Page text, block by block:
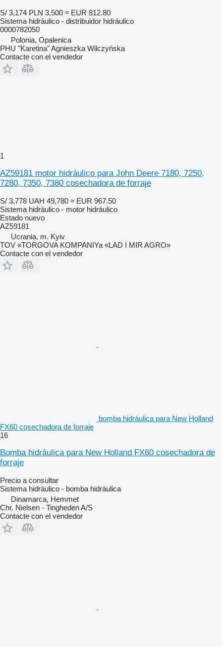
S/ 3,174 PLN 3,500 ≈ EUR 812.80
Sistema hidráulico - distribuidor hidráulico
0000782050
Polonia, Opalenica
PHU "Karetina" Agnieszka Wilczyńska
Contacte con el vendedor
1
AZ59181 motor hidráulico para John Deere 7180, 7250,
7280, 7350, 7380 cosechadora de forraje
S/ 3,778 UAH 49,780 ≈ EUR 967.50
Sistema hidráulico - motor hidráulico
Estado nuevo
AZ59181
Ucrania, m. Kyiv
TOV «TORGOVA KOMPANIYa «LAD I MIR AGRO»
Contacte con el vendedor
bomba hidráulica para New Holland
FX60 cosechadora de forraje
16
Bomba hidráulica para New Holland FX60 cosechadora de
forraje
Precio a consultar
Sistema hidráulico - bomba hidráulica
Dinamarca, Hemmet
Chr. Nielsen - Tingheden A/S
Contacte con el vendedor